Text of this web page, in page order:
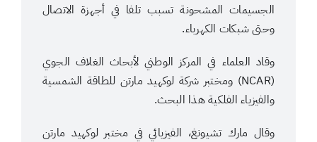
الجسيمات المشحونة تسبب تلفا في أجهزة الاتصال
وحتى شبكات الكهرباء.
وقاد العلماء في المركز الوطني لأبحاث الغلاف الجوي
(NCAR) ومختبر شركة لوكهيد مارتن للطاقة الشمسية
والفيزياء الفلكية هذا البحث.
وقال مارك تشيونغ، الفيزيائي في مختبر لوكهيد مارتن